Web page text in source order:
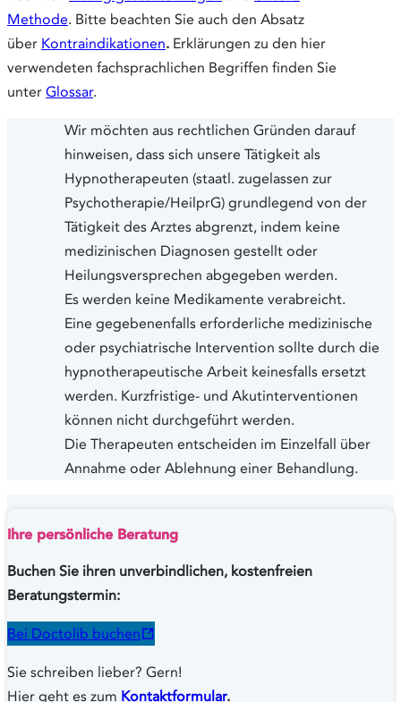
Methode. Bitte beachten Sie auch den Absatz
über Kontraindikationen. Erklärungen zu den hier
verwendeten fachsprachlichen Begriffen finden Sie
unter Glossar.
Wir möchten aus rechtlichen Gründen darauf
hinweisen, dass sich unsere Tätigkeit als
Hypnotherapeuten (staatl. zugelassen zur
Psychotherapie/HeilprG) grundlegend von der
Tätigkeit des Arztes abgrenzt, indem keine
medizinischen Diagnosen gestellt oder
Heilungsversprechen abgegeben werden.
Es werden keine Medikamente verabreicht.
Eine gegebenenfalls erforderliche medizinische
oder psychiatrische Intervention sollte durch die
hypnotherapeutische Arbeit keinesfalls ersetzt
werden. Kurzfristige- und Akutinterventionen
können nicht durchgeführt werden.
Die Therapeuten entscheiden im Einzelfall über
Annahme oder Ablehnung einer Behandlung.
Ihre persönliche Beratung
Buchen Sie ihren unverbindlichen, kostenfreien
Beratungstermin:
Bei Doctolib buchen
Sie schreiben lieber? Gern!
Hier geht es zum Kontaktformular.